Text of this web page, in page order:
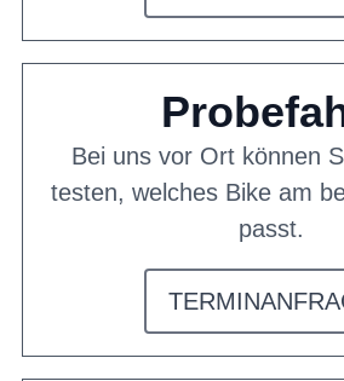
Bei uns vor Ort können
testen, welches Bike am
passt.